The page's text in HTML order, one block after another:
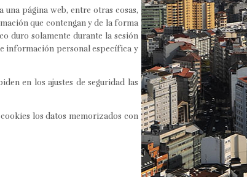
página web, entre otras cosas,
que contengan y de la forma
duro solamente durante la sesión
información personal específica y
en los ajustes de seguridad las
los datos memorizados con